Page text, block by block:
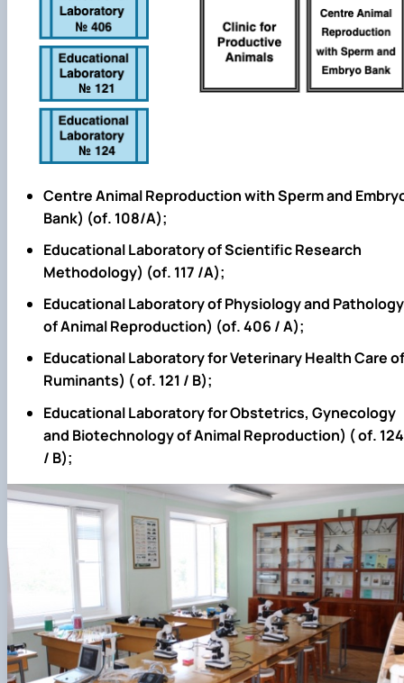
Centre Animal Reproduction with Sperm and
Bank) (of. 108/А);
Educational Laboratory of Scientific Research
Methodology) (of. 117 /А);
Educational Laboratory of Physiology and Pathology
of Animal Reproduction) (of. 406 /А);
Educational Laboratory for Veterinary Health Care of
Ruminants) (of. 121 / В);
Educational Laboratory for Obstetrics, Gynecology
and Biotechnology of Animal Reproduction) (of. 124
/ В);